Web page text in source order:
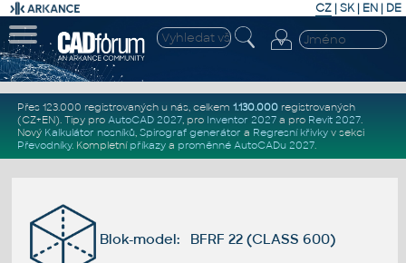
CZ | SK| EN | DE
Přes 123.000 registrovaných u nás, celkem 1.130.000registrovaných
(CZ+EN). Tipy pro AutoCAD 2027, pro Inventor 2027a pro Revit 2027.
Nový Kalkulátor nosníků, Spirograf generátor a Regresní křivkyv sekci
Převodníky. Kompletní příkazya proměnné AutoCADu 2027.
Blok-model: BFRF 22 (CLASS 600)